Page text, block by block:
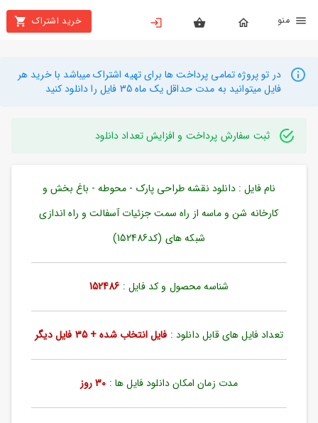
خرید اشتراک
بستن
محصولات
تهیه
راهنما
دانلود
خرید
به
نام
در تو پروژه تمامی پرداخت ها برای تهیه اشتراک میباشد با خرید هر
فایل میتوانید به مدت حداقل یک ماه 35 فایل را دانلود کنید
ثبت سفارش پرداخت و افزایش تعداد دانلود
نام فایل : دانلود نقشه طراحی پارک - محوطه - باغ بخش و
کارخانه شن و ماسه از راه سمت جزئیات آسفالت و راه اندازی
شبکه های (کد152486)
شناسه محصول و کد فایل : 152486
تعداد فایل های قابل دانلود : فایل انتخاب شده + 35 فایل دیگر
مدت زمان امکان دانلود فایل ها : 30 روز